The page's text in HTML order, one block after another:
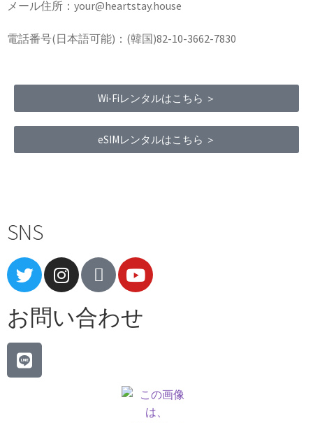
メール住所：your@heartstay.house
電話番号(日本語可能)：(韓国)82-10-3662-7830
Wi-Fiレンタルはこちら ＞
eSIMレンタルはこちら ＞
SNS
お問い合わせ